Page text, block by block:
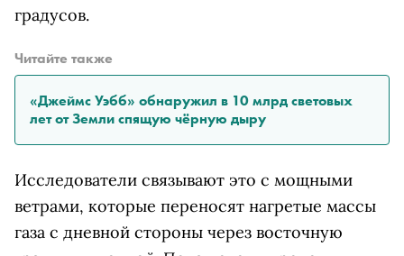
градусов.
Читайте также
«Джеймс Уэбб» обнаружил в 10 млрд световых
лет от Земли спящую чёрную дыру
Исследователи связывают это с мощными
ветрами, которые переносят нагретые массы
газа с дневной стороны через восточную